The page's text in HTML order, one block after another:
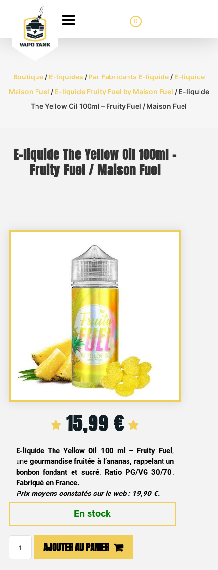
0
Boutique/ E-liquides / Par Fabricants E-liquide/ E-liquide
Maison Fuel / E-liquide Fruity Fuel by Maison Fuel / E-liquide
The Yellow Oil 100ml – Fruity Fuel / Maison Fuel
E-liquide The Yellow Oil 100ml –
Fruity Fuel / Maison Fuel
15,99 €
E-liquide The Yellow Oil 100 ml – Fruity Fuel ,
unegourmandise fruitée à l’ananas, rappelant un
bonbon fondant et sucré. Ratio PG/VG 30/70.
Fabriqué en France.
Prix moyens constatés sur le web : 19,90 €.
En stock
AJOUTER AU PANIER